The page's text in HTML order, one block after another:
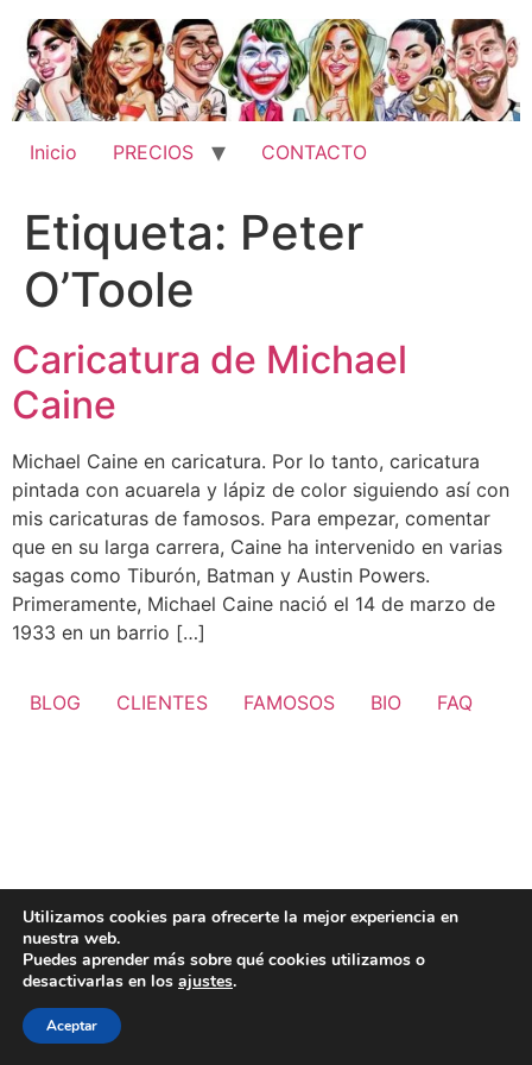
contenido
Inicio PRECIOS CONTACTO
Etiqueta: Peter
O’Toole
Caricatura de Michael
Caine
Michael Caine en caricatura. Por lo tanto, caricatura
pintada con acuarela y lápiz de color siguiendo así con
mis caricaturas de famosos. Para empezar, comentar
que en su larga carrera, Caine ha intervenido en varias
sagas como Tiburón, Batman y Austin Powers.
Primeramente, Michael Caine nació el 14 de marzo de
1933 en un barrio […]
BLOG CLIENTES FAMOSOS BIO FAQ
Utilizamos cookies para ofrecerte la mejor experiencia en
nuestra web.
Puedes aprender más sobre qué cookies utilizamos o
desactivarlas en los ajustes.
Aceptar